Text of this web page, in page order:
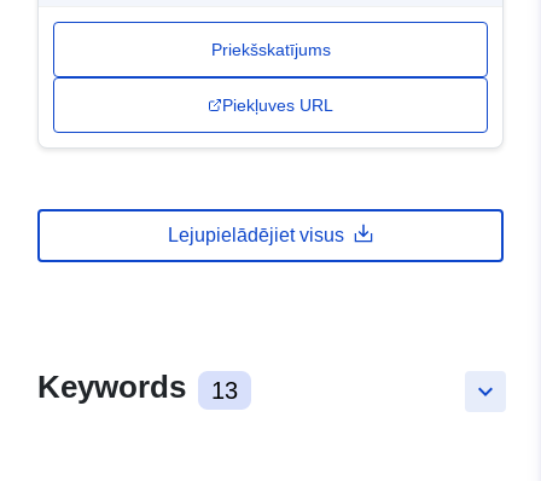
Priekšskatījums
Piekļuves URL
Lejupielādējiet visus
keyboard_arrow_down
Keywords 13